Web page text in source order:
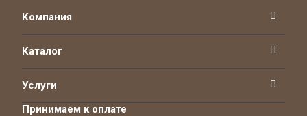
Компания
Каталог
Услуги
Принимаем к оплате